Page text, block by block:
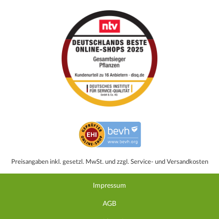
Preisangaben inkl. gesetzl. MwSt. und zzgl. Service- und Versandkosten
Impressum
AGB